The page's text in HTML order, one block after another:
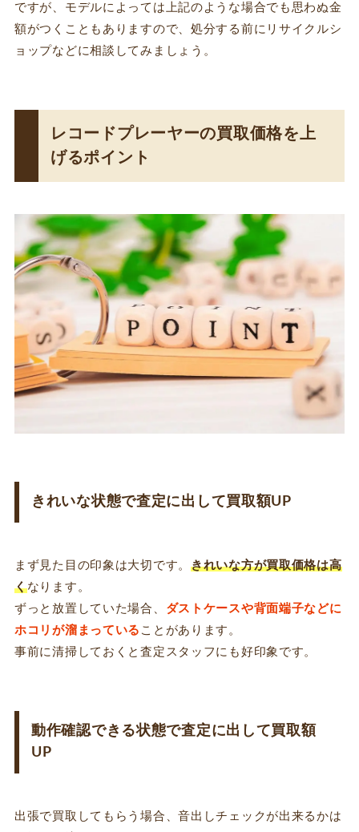
ですが、モデルによっては上記のような場合でも思わぬ金
額がつくこともありますので、処分する前にリサイクルシ
ョップなどに相談してみましょう。
レコードプレーヤーの買取価格を上
げるポイント
きれいな状態で査定に出して買取額UP
まず見た目の印象は大切です。きれいな方が買取価格は高
くなります。
ずっと放置していた場合、 ダストケースや背面端子などに
ホコリが溜まっている ことがあります。
事前に清掃しておくと査定スタッフにも好印象です。
動作確認できる状態で査定に出して買取額
UP
出張で買取してもらう場合、音出しチェックが出来るかは